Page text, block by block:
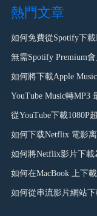
熱門文章
如何免費從Spotify下載
無需Spotify Premium
如何將下載Apple
YouTube Music轉MP3
從YouTube下載1080P
如何下载Netflix 電影
如何將Netflix影片下載
如何在MacBook 上下
如何從串流影片網站